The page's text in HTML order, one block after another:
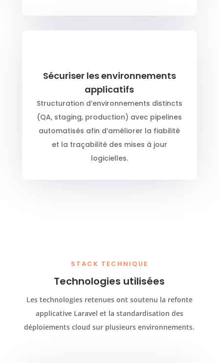
Sécuriser les environnements
applicatifs
Structuration d’environnements distincts
(QA, staging, production) avec pipelines
automatisés afin d’améliorer la fiabilité
et la traçabilité des mises à jour
logicielles.
STACK TECHNIQUE
Technologies utilisées
Les technologies retenues ont soutenu la refonte
applicative Laravel et la standardisation des
déploiements cloud sur plusieurs environnements.